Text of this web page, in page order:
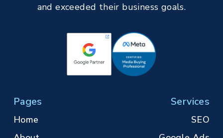
and exceeded their business goals.
Pages
Home
Services
SEO